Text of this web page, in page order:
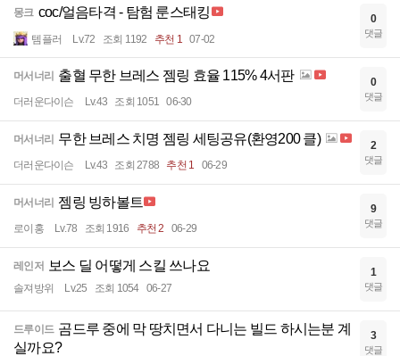
몽크 coc/얼음타격 - 탐험 룬스태킹
템플러 Lv.72 조회 1192 추천 1 07-02
0
댓글
머서너리 출혈 무한 브레스 젬링 효율 115% 4서판
더러운다이슨 Lv.43 조회 1051 06-30
0
댓글
머서너리 무한 브레스 치명 젬링 세팅공유(환영200 클)
더러운다이슨 Lv.43 조회 2788 추천 1 06-29
2
댓글
머서너리 젬링 빙하볼트
로이홍 Lv.78 조회 1916 추천 2 06-29
9
댓글
레인저 보스 딜 어떻게 스킬 쓰나요
솔져방위 Lv.25 조회 1054 06-27
1
댓글
드루이드 곰드루 중에 막 땅치면서 다니는 빌드 하시는분 계
실까요?
3
댓글